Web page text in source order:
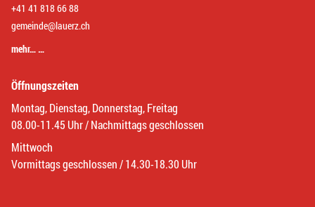
+41 41 818 66 88
gemeinde@lauerz.ch
mehr… …
Öffnungszeiten
Montag, Dienstag, Donnerstag, Freitag
08.00-11.45 Uhr / Nachmittags geschlossen
Mittwoch
Vormittags geschlossen / 14.30-18.30 Uhr